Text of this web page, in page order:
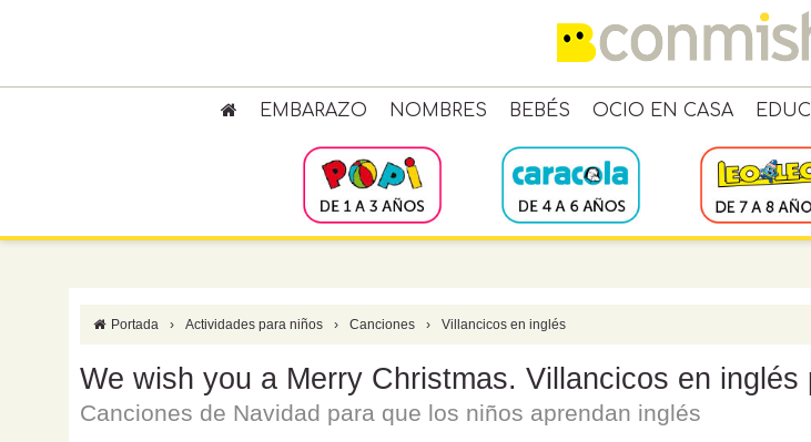
EMBARAZO NOMBRES BEBÉS OCIO EN CASA
Portada › Actividades para niños › Canciones › Villancicos en inglés
We wish you a Merry Christmas. Villancicos en inglés
Canciones de Navidad para que los niños aprendan inglés